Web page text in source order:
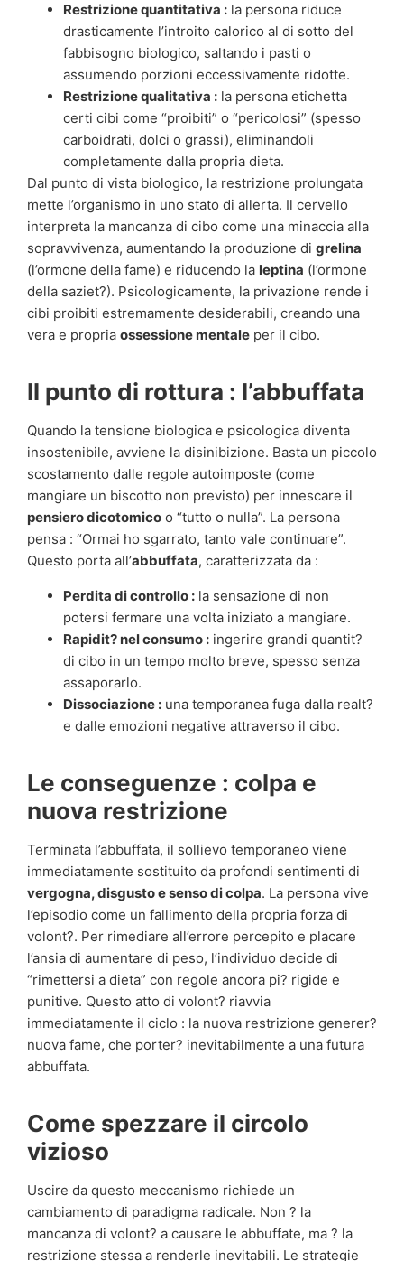
Restrizione quantitativa : la persona riduce
drasticamente l’introito calorico al di sotto del
fabbisogno biologico, saltando i pasti o
assumendo porzioni eccessivamente ridotte.
Restrizione qualitativa : la persona etichetta
certi cibi come “proibiti” o “pericolosi” (spesso
carboidrati, dolci o grassi), eliminandoli
completamente dalla propria dieta.
Dal punto di vista biologico, la restrizione prolungata
mette l’organismo in uno stato di allerta. Il cervello
interpreta la mancanza di cibo come una minaccia alla
sopravvivenza, aumentando la produzione di grelina
(l’ormone della fame) e riducendo la leptina (l’ormone
della saziet?). Psicologicamente, la privazione rende i
cibi proibiti estremamente desiderabili, creando una
vera e propria ossessione mentale per il cibo.
Il punto di rottura : l’abbuffata
Quando la tensione biologica e psicologica diventa
insostenibile, avviene la disinibizione. Basta un piccolo
scostamento dalle regole autoimposte (come
mangiare un biscotto non previsto) per innescare il
pensiero dicotomico o “tutto o nulla”. La persona
pensa : “Ormai ho sgarrato, tanto vale continuare”.
Questo porta all’abbuffata, caratterizzata da :
Perdita di controllo : la sensazione di non
potersi fermare una volta iniziato a mangiare.
Rapidit? nel consumo : ingerire grandi quantit?
di cibo in un tempo molto breve, spesso senza
assaporarlo.
Dissociazione : una temporanea fuga dalla realt?
e dalle emozioni negative attraverso il cibo.
Le conseguenze : colpa e
nuova restrizione
Terminata l’abbuffata, il sollievo temporaneo viene
immediatamente sostituito da profondi sentimenti di
vergogna, disgusto e senso di colpa. La persona vive
l’episodio come un fallimento della propria forza di
volont?. Per rimediare all’errore percepito e placare
l’ansia di aumentare di peso, l’individuo decide di
“rimettersi a dieta” con regole ancora pi? rigide e
punitive. Questo atto di volont? riavvia
immediatamente il ciclo : la nuova restrizione generer?
nuova fame, che porter? inevitabilmente a una futura
abbuffata.
Come spezzare il circolo
vizioso
Uscire da questo meccanismo richiede un
cambiamento di paradigma radicale. Non ? la
mancanza di volont? a causare le abbuffate, ma ? la
restrizione stessa a renderle inevitabili. Le strategie